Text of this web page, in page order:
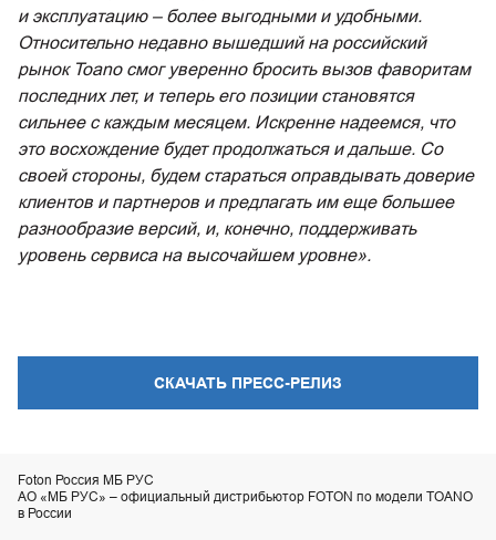
и эксплуатацию – более выгодными и удобными.
Относительно недавно вышедший на российский
рынок Toano смог уверенно бросить вызов фаворитам
последних лет, и теперь его позиции становятся
сильнее с каждым месяцем. Искренне надеемся, что
это восхождение будет продолжаться и дальше. Со
своей стороны, будем стараться оправдывать доверие
клиентов и партнеров и предлагать им еще большее
разнообразие версий, и, конечно, поддерживать
уровень сервиса на высочайшем уровне».
СКАЧАТЬ ПРЕСС-РЕЛИЗ
Foton Россия МБ РУС
АО «МБ РУС» – официальный дистрибьютор FOTON по модели TOANO
в России